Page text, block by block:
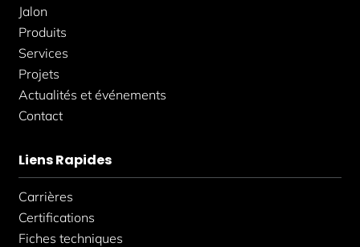
Jalon
Produits
Services
Projets
Actualités et événements
Contact
Liens Rapides
Carrières
Certifications
Fiches techniques